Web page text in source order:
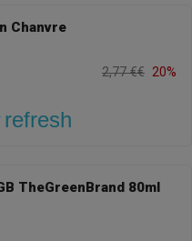
Chanvre
2,77 €€ 20%
refresh
TheGreenBrand 80ml